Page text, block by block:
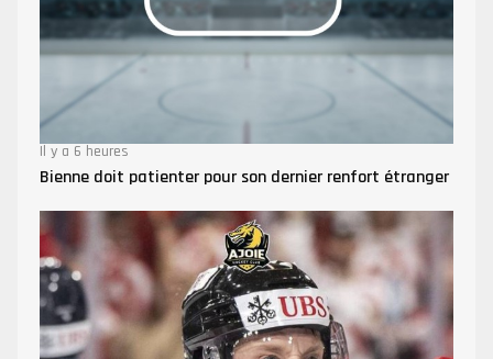
Il y a 6 heures
Bienne doit patienter pour son dernier renfort étranger